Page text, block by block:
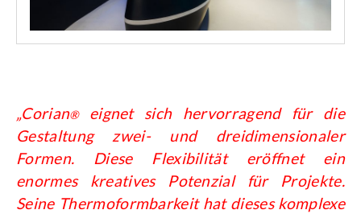
„Corian®eignet sich hervorragend für die
Gestaltung zwei- und dreidimensionaler
Formen. Diese Flexibilität eröffnet ein
enormes kreatives Potenzial für Projekte.
Seine Thermoformbarkeit hat dieses komplexe